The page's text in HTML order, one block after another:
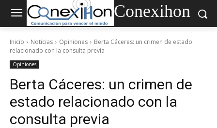
Conexihon
Inicio Noticias Opiniones
Berta Cáceres: un crimen de estado
relacionado con la consulta previa
Opiniones
Berta Cáceres: un crimen de
estado relacionado con la
consulta previa